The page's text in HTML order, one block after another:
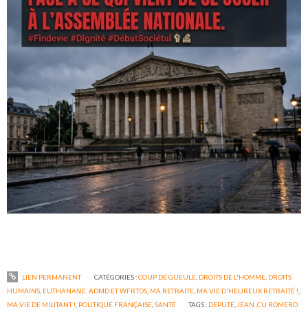
LIEN PERMANENT CATÉGORIES :COUP DE GUEULE, DROITS DE L'HOMME, DROITS
HUMAINS EUTHANASIE, ADMD ET WFRTDS MA RETRAITE MA VIE D'HEUREUX RETRAITÉ !
MA VIE DE MILITANT ! POLITIQUE FRANÇAISE ,SANTÉ TAGS : DEPUTE JEAN ;CU ROMERO